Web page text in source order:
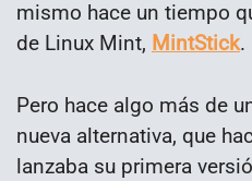
mismo hace un tiempo
de Linux Mint, MintStick.
Pero hace algo más de
nueva alternativa, que
lanzaba su primera